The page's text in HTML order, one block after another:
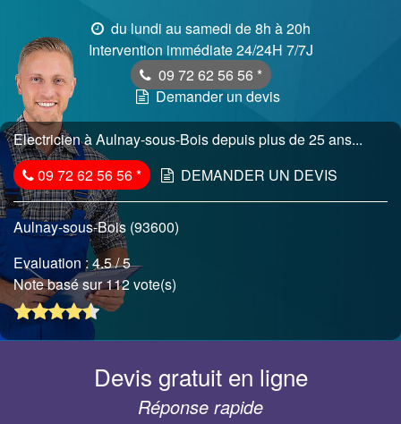
du lundi au samedi de 8h à 20h
Intervention immédiate 24/24H 7/7J
09 72 62 56 56 *
Demander un devis
Electricien à Aulnay-sous-Bois depuis plus de 25 ans...
09 72 62 56 56* DEMANDER UN DEVIS
Aulnay-sous-Bois (93600)
Evaluation :4.5/ 5
Note basé sur 112 vote(s)
Devis gratuit en ligne
Réponse rapide